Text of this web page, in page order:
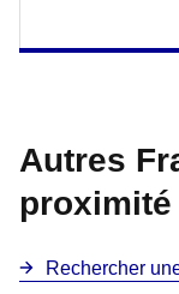
Autres
proximité
Rechercher